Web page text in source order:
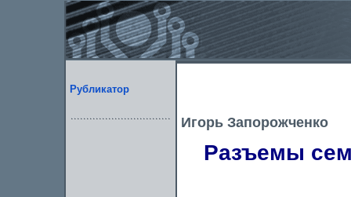
Рубликатор
Игорь Запорожченко
Разъемы